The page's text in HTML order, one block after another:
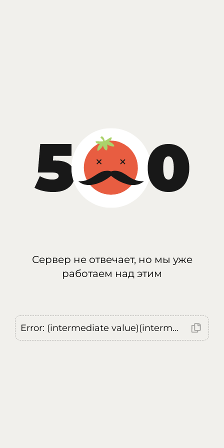
Сервер не отвечает, но мы уже
работаем над этим
Error: (intermediate value)(intermediate value)(intermediate value).replaceAll is not a function